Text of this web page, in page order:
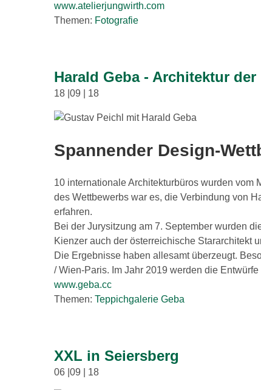
www.atelierjungwirth.com
Themen: Fotografie
Harald Geba - Architektur der
18 |09 | 18
Spannender Design-
10 internationale Architekturbüros wurden vom
des Wettbewerbs war es, die Verbindung von
erfahren.
Bei der Jurysitzung am 7. September wurden
Kienzer auch der österreichische Stararchitekt
Die Ergebnisse haben allesamt überzeugt.
/ Wien-Paris. Im Jahr 2019 werden die
www.geba.cc
Themen:Teppichgalerie Geba
XXL in Seiersberg
06 |09 | 18